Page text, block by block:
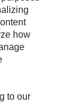
how
to our